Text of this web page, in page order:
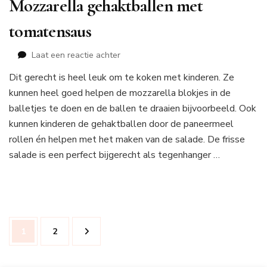
Mozzarella gehaktballen met
tomatensaus
Laat een reactie achterop
gehaktballen
met
tomatensaus
Dit gerecht is heel leuk om te koken met kinderen. Ze
kunnen heel goed helpen de mozzarella blokjes in de
balletjes te doen en de ballen te draaien bijvoorbeeld. Ook
kunnen kinderen de gehaktballen door de paneermeel
rollen én helpen met het maken van de salade. De frisse
salade is een perfect bijgerecht als tegenhanger …
Berichtnavigatie
Pagina
1 Pagina
2